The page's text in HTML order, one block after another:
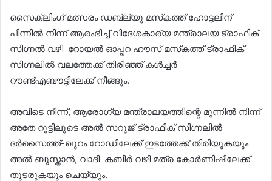
സൈക്ലിംഗ് മത്സരം ഡബ്ല്യു മസ്‌കത്ത് ഹോട്ടലിന്
പിന്നിൽ നിന്ന് ആരംഭിച്ച് വിദേശകാര്യ മന്ത്രാലയ ട്രാഫിക്
സിഗ്നൽ വഴി റോയൽ ഓപ്പറ ഹൗസ് മസ്‌കത്ത് ട്രാഫിക്
സിഗ്നലിൽ വലത്തേക്ക് തിരിഞ്ഞ് കൾച്ചർ
റൗണ്ട്എബൗട്ടിലേക്ക് നീങ്ങും.
അവിടെ നിന്ന്, ആരോഗ്യ മന്ത്രാലയത്തിന്റെ മുന്നിൽ നിന്ന്
അതേ റൂട്ടിലൂടെ അൽ സറൂജ് ട്രാഫിക് സിഗ്നലിൽ
ദർസൈത്ത്-ഖുറം റോഡിലേക്ക് ഇടത്തേക്ക് തിരിയുകയും
അൽ ബുസ്താൻ, വാദി കബീർ വഴി മത്ര കോർണിഷിലേക്ക്
തുടരുകയും ചെയ്യും.